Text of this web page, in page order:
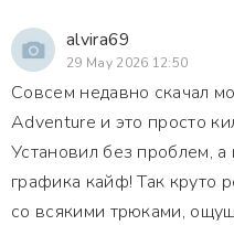
alvira69
29 May 2026 12:50
Совсем недавно скачал
Adventure и это просто
Установил без проблем, а
графика кайф! Так круто
со всякими трюками,